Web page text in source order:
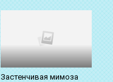
Застенчивая мимоза